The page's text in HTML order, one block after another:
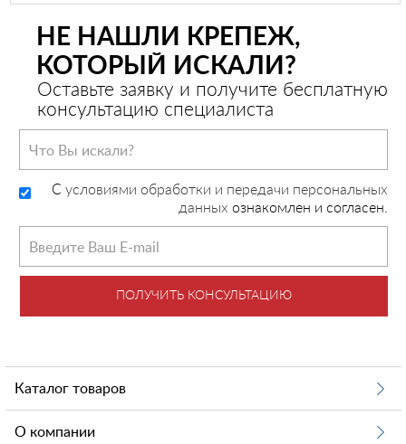
НЕ НАШЛИ КРЕПЕЖ,
КОТОРЫЙ ИСКАЛИ?
Оставьте заявку и получите бесплатную
консультацию специалиста
C условиями обработки и передачи персональных
данных ознакомлен и согласен.
ПОЛУЧИТЬ КОНСУЛЬТАЦИЮ
Каталог товаров
О компании